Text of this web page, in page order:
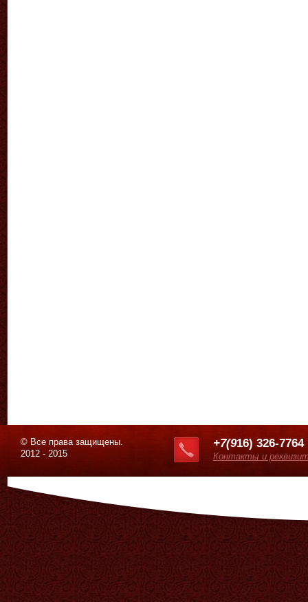
© Все права защищены.
2012 - 2015
+7(916) 326-7764
Контакты и